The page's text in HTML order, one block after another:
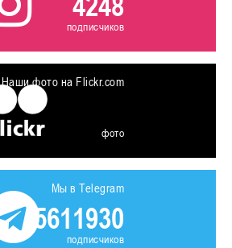
подписчиков
Наши фото на Flickr.com
фото
Мы в Telegram
5611930
подписчиков